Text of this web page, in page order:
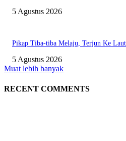
5 Agustus 2026
Pikap Tiba-tiba Melaju, Terjun Ke
5 Agustus 2026
Muat lebih banyak
RECENT COMMENTS